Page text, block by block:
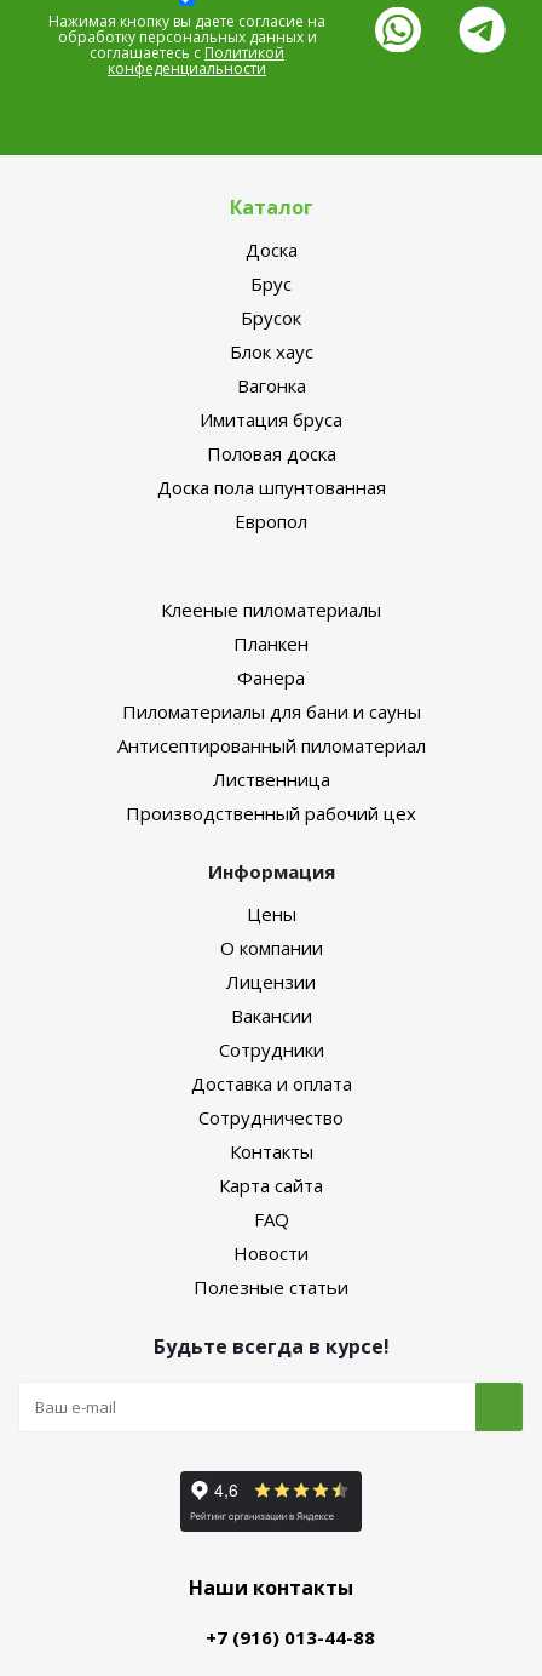
Нажимая кнопку вы даете согласие на
обработку персональных данных и
соглашаетесь с Политикой
конфеденциальности
Каталог
Доска
Брус
Брусок
Блок хаус
Вагонка
Имитация бруса
Половая доска
Доска пола шпунтованная
Европол
Клееные пиломатериалы
Планкен
Фанера
Пиломатериалы для бани и сауны
Антисептированный пиломатериал
Лиственница
Производственный рабочий цех
Информация
Цены
О компании
Лицензии
Вакансии
Сотрудники
Доставка и оплата
Сотрудничество
Контакты
Карта сайта
FAQ
Новости
Полезные статьи
Будьте всегда в курсе!
Наши контакты
+7 (916) 013-44-88